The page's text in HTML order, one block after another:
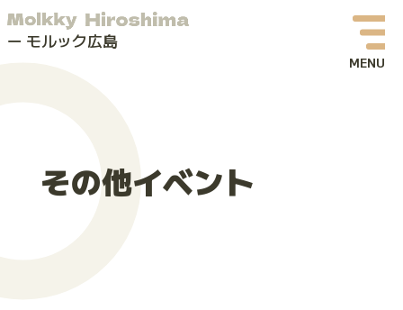
モルックってなに？
モルック広島
その他イベント